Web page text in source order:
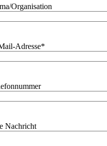
Organisation
Adresse*
Nachricht